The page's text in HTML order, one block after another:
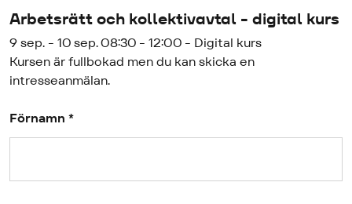
Arbetsrätt och kollektivavtal - digital kurs
9 sep. - 10 sep. 08:30 - 12:00 - Digital kurs
Kursen är fullbokad men du kan skicka en
intresseanmälan.
Förnamn *